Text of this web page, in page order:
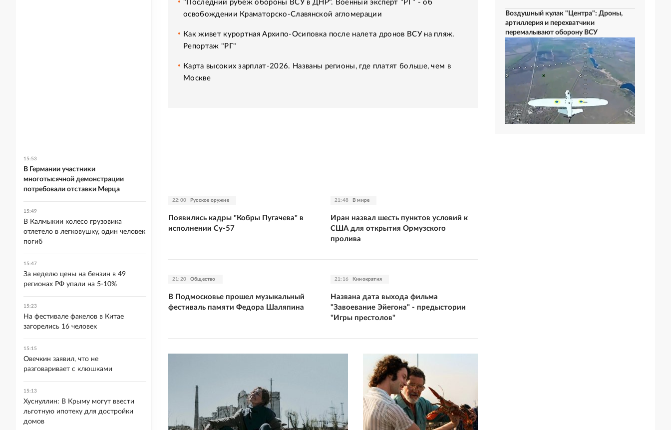
"Последний рубеж обороны ВСУ в ДНР". Военный эксперт "РГ" - об
освобождении Краматорско-Славянской агломерации
Как живет курортная Архипо-Осиповка после налета дронов ВСУ на пляж.
Репортаж "РГ"
Карта высоких зарплат-2026. Названы регионы, где платят больше, чем в
Москве
22:00 Русское оружие
Появились кадры "Кобры Пугачева" в
исполнении Су-57
21:48 В мире
Иран назвал шесть пунктов условий к
США для открытия Ормузского
пролива
21:20 Общество
В Подмосковье прошел музыкальный
фестиваль памяти Федора Шаляпина
21:16 Кинократия
Названа дата выхода фильма
"Завоевание Эйегона" - предыстории
"Игры престолов"
Воздушный кулак "Центра": Дроны,
артиллерия и перехватчики
перемалывают оборону ВСУ
15:53
В Германии участники
многотысячной демонстрации
потребовали отставки Мерца
15:49
В Калмыкии колесо грузовика
отлетело в легковушку, один человек
погиб
15:47
За неделю цены на бензин в 49
регионах РФ упали на 5-10%
15:23
На фестивале факелов в Китае
загорелись 16 человек
15:15
Овечкин заявил, что не
разговаривает с клюшками
15:13
Хуснуллин: В Крыму могут ввести
льготную ипотеку для достройки
домов